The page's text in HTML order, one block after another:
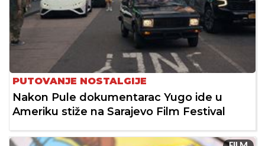
PUTOVANJE NOSTALGIJE
Nakon Pule dokumentarac Yugo ide u
Ameriku stiže na Sarajevo Film Festival